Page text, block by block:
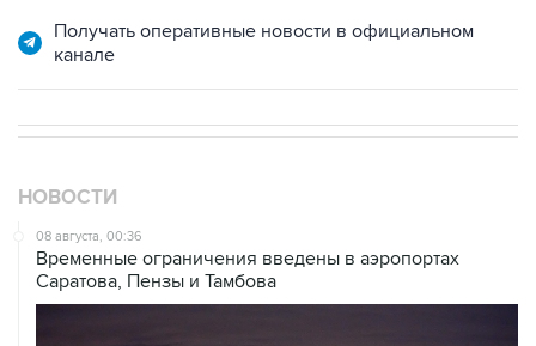
Получать оперативные новости в официальном
канале
НОВОСТИ
08 августа, 00:36
Временные ограничения введены в аэропортах
Саратова, Пензы и Тамбова